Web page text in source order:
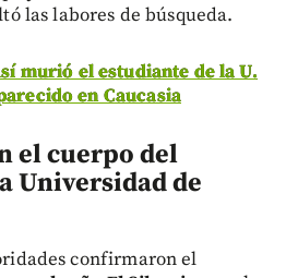
las labores de búsqueda.
murió el estudiante de la U.
en Caucasia
el cuerpo del
Universidad de
confirmaron el